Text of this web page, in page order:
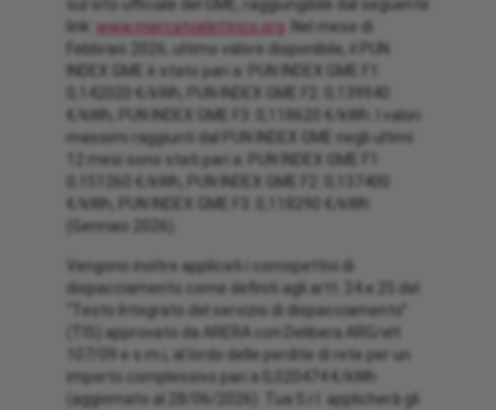
sul sito ufficiale del GME, raggiungibile dal seguente
link: www.mercatoelettrico.org . Nel mese di
Febbraio 2026, ultimo valore disponibile, il PUN
INDEX GME è stato pari a: PUN INDEX GME F1:
0,142020 €/kWh, PUN INDEX GME F2: 0,139940
€/kWh, PUN INDEX GME F3: 0,118620 €/kWh. I valori
massimi raggiunti dal PUN INDEX GME negli ultimi
12 mesi sono stati pari a: PUN INDEX GME F1:
0,151260 €/kWh, PUN INDEX GME F2: 0,137400
€/kWh, PUN INDEX GME F3: 0,118290 €/kWh
(Gennaio 2026).
Vengono inoltre applicati i corrispettivi di
dispacciamento come definiti agli artt. 24 e 25 del
“Testo Integrato del servizio di dispacciamento”
(TIS) approvato da ARERA con Delibera ARG/elt
107/09 e s.m.i, al lordo delle perdite di rete per un
importo complessivo pari a 0,020474 €/kWh
(aggiornato al 28/06/2026). Tua S.r.l. applicherà gli